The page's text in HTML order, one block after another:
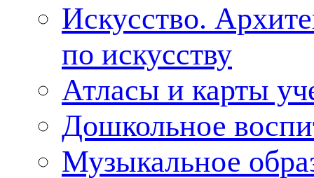
Искусство.
по искусству
Атласы и карты
Дошкольное
Музыкальное